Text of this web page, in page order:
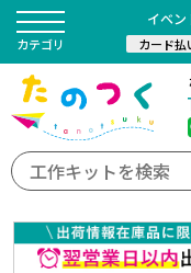
イベン
カード払
カテゴリ